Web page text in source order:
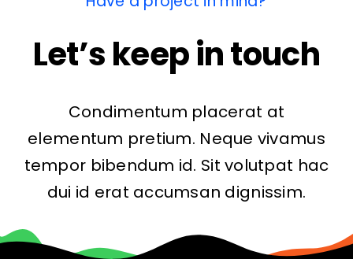
Let’s keep in touch
Condimentum placerat at
elementum pretium. Neque vivamus
tempor bibendum id. Sit volutpat hac
dui id erat accumsan dignissim.